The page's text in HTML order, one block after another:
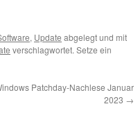
, Update abgelegt und mit
verschlagwortet. Setze ein
Patchday-Nachlese Januar
2023 →